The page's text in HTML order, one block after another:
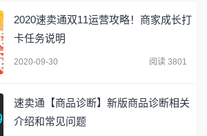
2020速卖通双11运营攻略！商家成长打
卡任务说明
2020-09-30 阅读 3801
速卖通【商品诊断】新版商品诊断相关
介绍和常见问题